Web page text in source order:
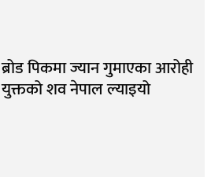
ब्रोड पिकमा ज्यान गुमाएका आरोही
युक्तको शव नेपाल ल्याइयो